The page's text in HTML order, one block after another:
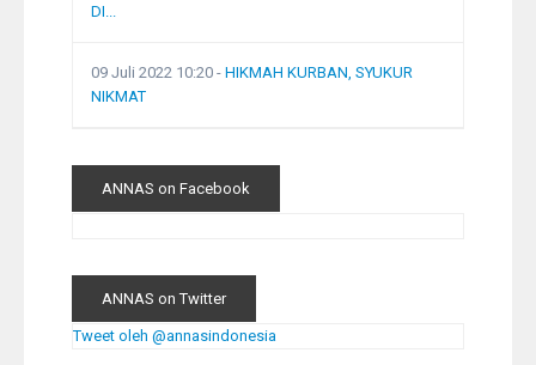
DI...
09 Juli 2022 10:20 - HIKMAH KURBAN, SYUKUR
NIKMAT
ANNAS on Facebook
ANNAS on Twitter
Tweet oleh @annasindonesia